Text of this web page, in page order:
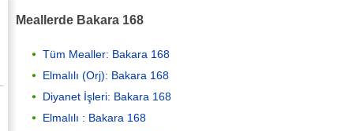
Meallerde Bakara 168
Tüm Mealler: Bakara 168
Elmalılı (Orj): Bakara 168
Diyanet İşleri: Bakara 168
Elmalılı : Bakara 168